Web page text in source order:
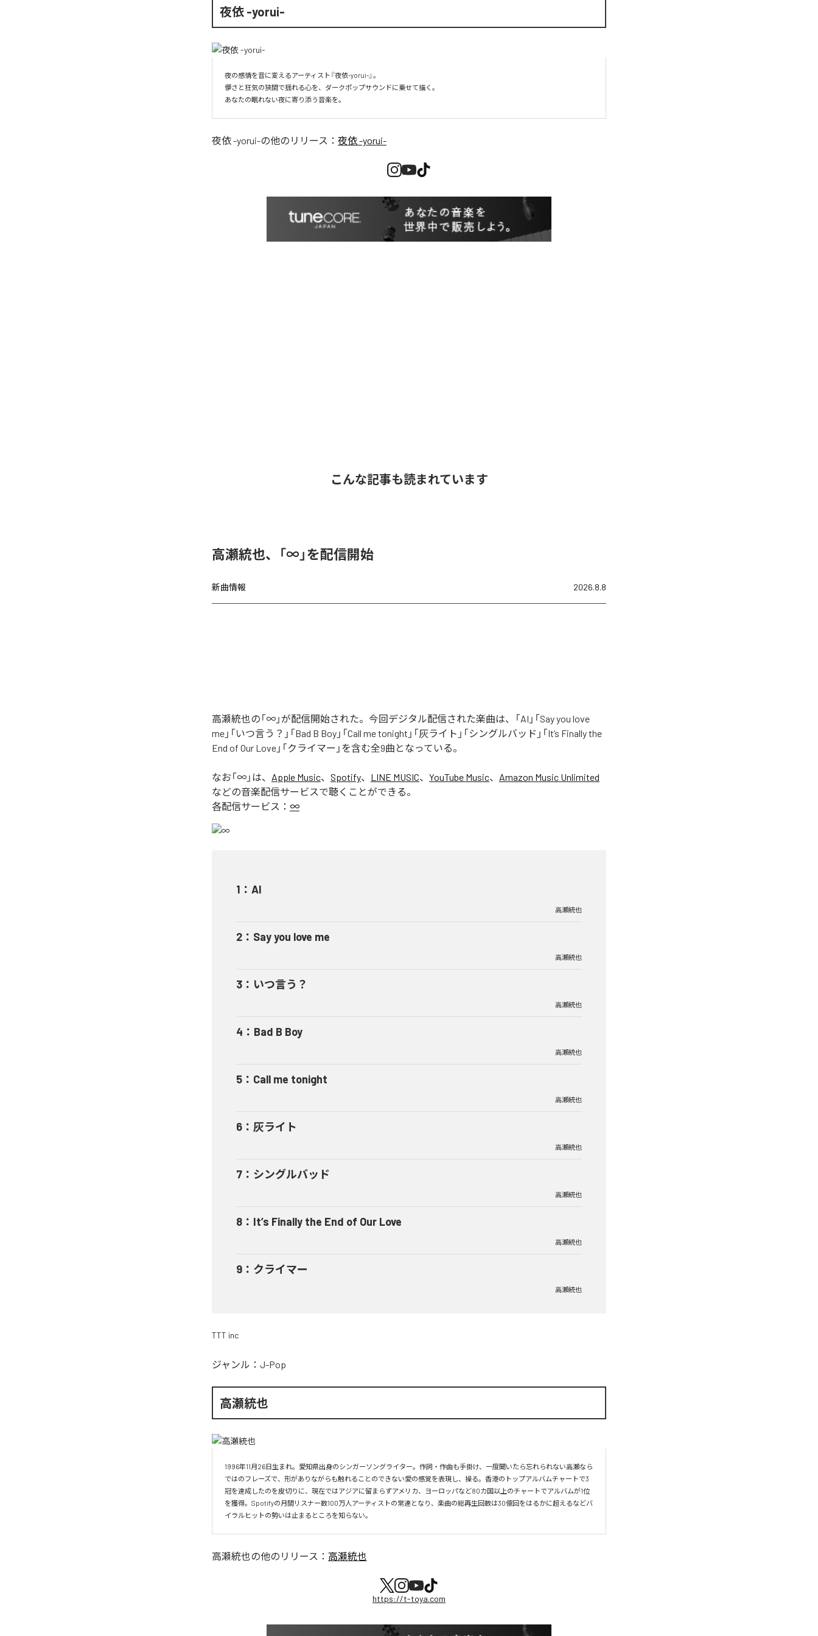
夜依 -yorui-
夜の感情を音に変えるアーティスト『夜依-yorui-』。
儚さと狂気の狭間で揺れる心を、ダークポップサウンドに乗せて描く。
あなたの眠れない夜に寄り添う音楽を。
夜依 -yorui-の他のリリース： 夜依 -yorui-
こんな記事も読まれています
高瀬統也、「∞」を配信開始
新曲情報 2026.8.8
高瀬統也の「∞」が配信開始された。今回デジタル配信された楽曲は、「AI」「Say you love
me」「いつ言う？」「Bad B Boy」「Call me tonight」「灰ライト」「シングルバッド」「It’s Finally the
End of Our Love」「クライマー」を含む全9曲となっている。
なお「∞ 」は、 Apple Music、 Spotify、 LINE MUSIC、 YouTube Music、 Amazon Music Unlimited
などの音楽配信サービスで聴くことができる。
各配信サービス： ∞
1 ： AI
高瀬統也
2 ： Say you love me
高瀬統也
3 ： いつ言う？
高瀬統也
4 ： Bad B Boy
高瀬統也
5 ： Call me tonight
高瀬統也
6 ： 灰ライト
高瀬統也
7 ： シングルバッド
高瀬統也
8 ： It’s Finally the End of Our Love
高瀬統也
9 ： クライマー
高瀬統也
TTT inc
ジャンル： J-Pop
高瀬統也
1996年11月26日生まれ。愛知県出身のシンガーソングライター。作詞・作曲も手掛け、一度聞いたら忘れられない高瀬なら
ではのフレーズで、形がありながらも触れることのできない愛の感覚を表現し、操る。香港のトップアルバムチャートで3
冠を達成したのを皮切りに、現在ではアジアに留まらずアメリカ、ヨーロッパなど80カ国以上のチャートでアルバムが1位
を獲得。Spotifyの月間リスナー数100万人アーティストの常連となり、楽曲の総再生回数は30億回をはるかに超えるなどバ
イラルヒットの勢いは止まるところを知らない。
高瀬統也の他のリリース： 高瀬統也
https://t-toya.com